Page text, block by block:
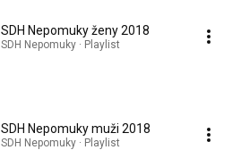
SDH Nepomuky ženy 2018
SDH Nepomuky · Playlist
SDH Nepomuky muži 2018
SDH Nepomuky · Playlist